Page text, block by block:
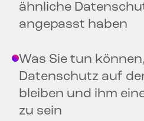
ähnliche
angepasst haben
Was Sie tun
Datenschutz auf
bleiben und ihm
zu sein